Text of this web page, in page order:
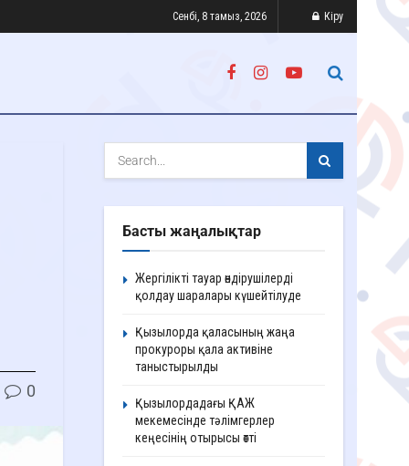
Сенбі, 8 тамыз, 2026 Кіру
0
Басты жаңалықтар
Жергілікті тауар өндірушілерді
қолдау шаралары күшейтілуде
Қызылорда қаласының жаңа
прокуроры қала активіне
таныстырылды
Қызылордадағы ҚАЖ
мекемесінде тәлімгерлер
кеңесінің отырысы өтті